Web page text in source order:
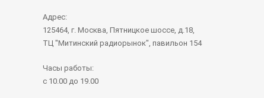
Адрес:
125464, г. Москва, Пятницкое шоссе, д.18,
ТЦ "Митинский радиорынок", павильон 154
Часы работы:
с 10.00 до 19.00